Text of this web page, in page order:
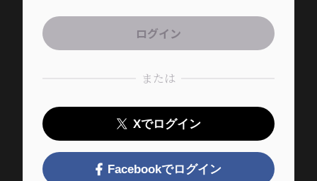
または
Xでログイン
Facebookでログイン